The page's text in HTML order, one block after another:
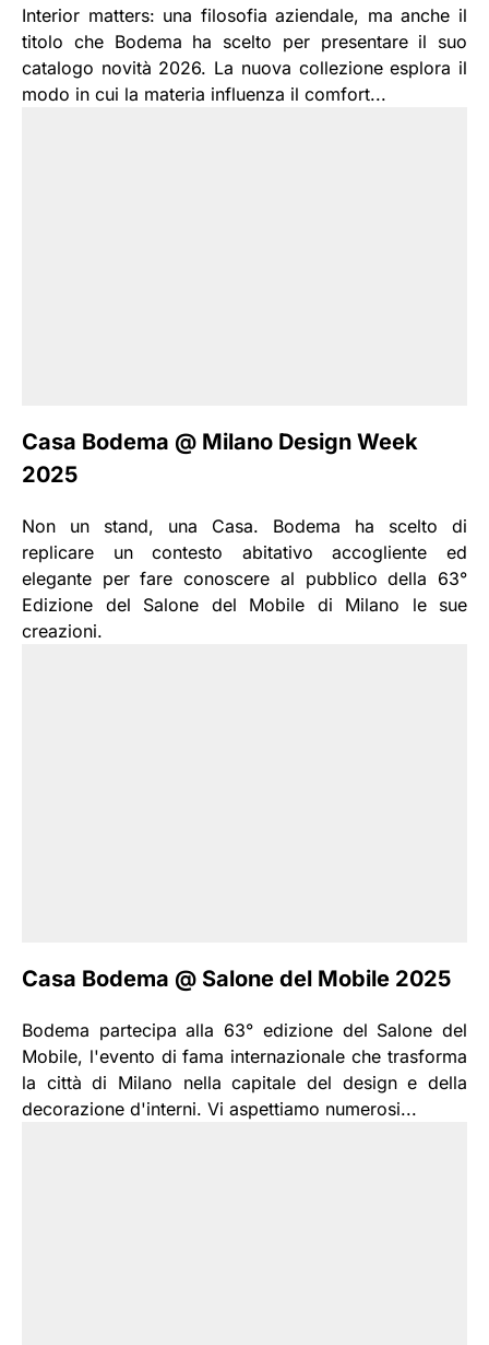
Interior matters: una filosofia aziendale, ma anche il
titolo che Bodema ha scelto per presentare il suo
catalogo novità 2026. La nuova collezione esplora il
modo in cui la materia influenza il comfort...
Casa Bodema @ Milano Design Week
2025
Non un stand, una Casa. Bodema ha scelto di
replicare un contesto abitativo accogliente ed
elegante per fare conoscere al pubblico della 63°
Edizione del Salone del Mobile di Milano le sue
creazioni.
Casa Bodema @ Salone del Mobile 2025
Bodema partecipa alla 63° edizione del Salone del
Mobile, l'evento di fama internazionale che trasforma
la città di Milano nella capitale del design e della
decorazione d'interni. Vi aspettiamo numerosi...